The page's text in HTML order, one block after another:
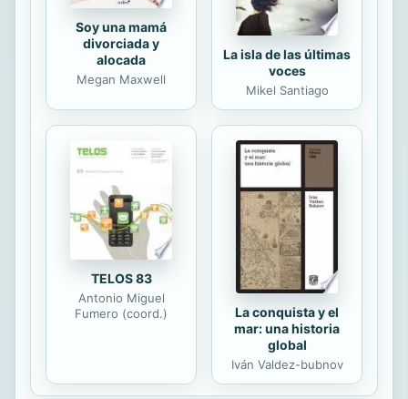
Soy una mamá
divorciada y
alocada
Megan Maxwell
La isla de las últimas
voces
Mikel Santiago
TELOS 83
Antonio Miguel
Fumero (coord.)
La conquista y el
mar: una historia
global
Iván Valdez-bubnov